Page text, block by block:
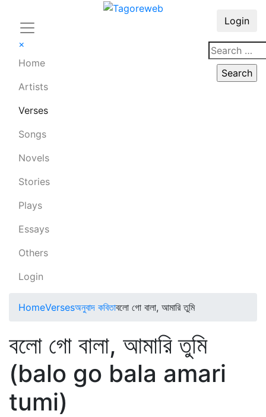
×
Home
Artists
Verses
Songs
Novels
Stories
Plays
Essays
Others
Login
Login
HomeVersesঅনুবাদ কবিতাবলো গো বালা, আমারি তুমি
বলো গো বালা, আমারি তুমি
(balo go bala amari
tumi)